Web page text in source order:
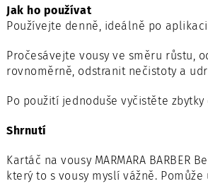
Jak ho používat
Používejte denně, ideálně po
Pročesávejte vousy ve směru růstu,
rovnoměrně, odstranit nečistoty a
Po použití jednoduše vyčistěte
Shrnutí
Kartáč na vousy MARMARA
který to s vousy myslí vážně.